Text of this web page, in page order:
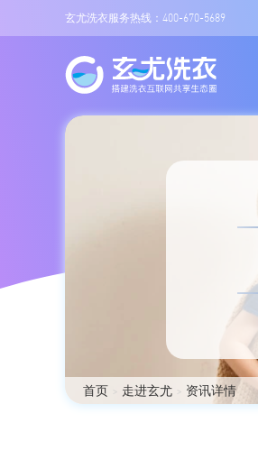
玄尤洗衣服务热线：400-670-5689
首页 走进玄尤 > 资讯详情